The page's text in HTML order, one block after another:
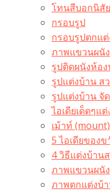
โทนสีบอกนิสัย
กรอบรูป
กรอบรูปตกแ
ภาพแขวนผนั
รูปติดผนังห้อ
รูปแต่งบ้าน ส
รูปแต่งบ้าน จั
ไอเดียเด็ดๆแ
เม้าท์
5 ไอเดียของ
4 วิธีแต่งบ้าน
ภาพแขวนผนั
ภาพตกแต่งบ้